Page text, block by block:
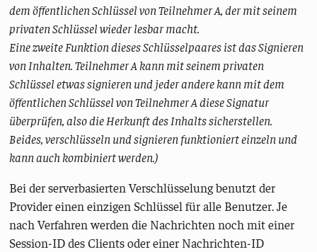
dem öffentlichen Schlüssel von Teilnehmer A, der mit seinem
privaten Schlüssel wieder lesbar macht.
Eine zweite Funktion dieses Schlüsselpaares ist das Signieren
von Inhalten. Teilnehmer A kann mit seinem privaten
Schlüssel etwas signieren und jeder andere kann mit dem
öffentlichen Schlüssel von Teilnehmer A diese Signatur
überprüfen, also die Herkunft des Inhalts sicherstellen.
Beides, verschlüsseln und signieren funktioniert einzeln und
kann auch kombiniert werden.)
Bei der serverbasierten Verschlüsselung benutzt der
Provider einen einzigen Schlüssel für alle Benutzer. Je
nach Verfahren werden die Nachrichten noch mit einer
Session-ID des Clients oder einer Nachrichten-ID